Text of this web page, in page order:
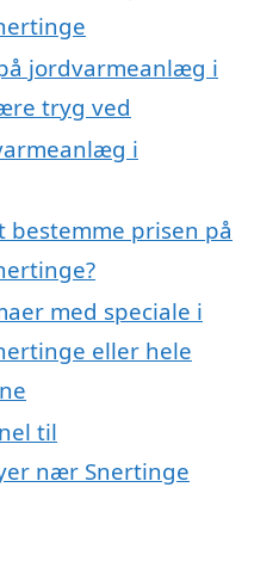
jordvarmeanlæg i
tryg ved
i
bestemme prisen på
med speciale i
eller hele
til
nær Snertinge